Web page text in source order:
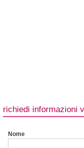
richiedi informazioni
Nome